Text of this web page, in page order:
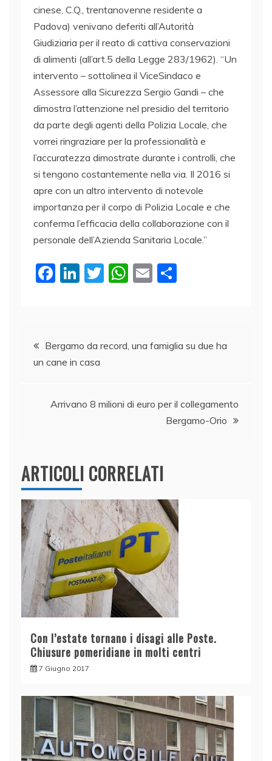
cinese, C.Q., trentanovenne residente a
Padova) venivano deferiti all’Autorità
Giudiziaria per il reato di cattiva conservazioni
di alimenti (all’art.5 della Legge 283/1962). “Un
intervento – sottolinea il ViceSindaco e
Assessore alla Sicurezza Sergio Gandi – che
dimostra l’attenzione nel presidio del territorio
da parte degli agenti della Polizia Locale, che
vorrei ringraziare per la professionalità e
l’accuratezza dimostrate durante i controlli, che
si tengono costantemente nella via. Il 2016 si
apre con un altro intervento di notevole
importanza per il corpo di Polizia Locale e che
conferma l’efficacia della collaborazione con il
personale dell’Azienda Sanitaria Locale.”
F
b
o
k
Li
dI
n
T
W
A
E
vi
Navigazione
articoli
Bergamo da record, una famiglia su due ha
un cane in casa
Arrivano 8 milioni di euro per il collegamento
Bergamo-Orio
ARTICOLI CORRELATI
Con l’estate tornano i disagi alle Poste.
Chiusure pomeridiane in molti centri
7 Giugno 2017